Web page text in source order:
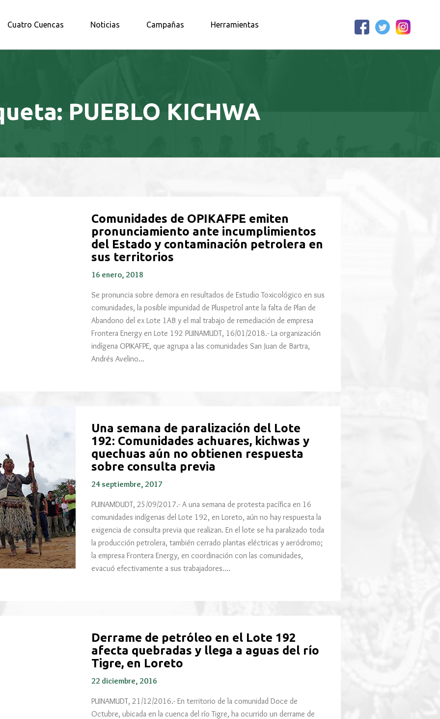
AMAZONÍA NORTE
Cuatro Cuencas Noticias Campañas Herramientas
PUEBLO KICHWA
Comunidades de OPIKAFPE emiten
pronunciamiento ante incumplimientos
del Estado y contaminación petrolera en
sus territorios
16 enero, 2018
Se pronuncia sobre demora en resultados de Estudio Toxicológico en sus
comunidades, la posible impunidad de Pluspetrol ante la falta de Plan de
Abandono del ex Lote 1AB y el mal trabajo de remediación de empresa
Frontera Energy en Lote 192 PUINAMUDT, 16/01/2018.- La organización
indígena OPIKAFPE, que agrupa a las comunidades San Juan de Bartra,
Andrés Avelino…
Una semana de paralización del Lote
192: Comunidades achuares, kichwas y
quechuas aún no obtienen respuesta
sobre consulta previa
24 septiembre, 2017
PUINAMDUDT, 25/09/2017.- A una semana de protesta pacífica en 16
comunidades indígenas del Lote 192, en Loreto, aún no hay respuesta la
exigencia de consulta previa que realizan. En el lote se ha paralizado toda
la producción petrolera, también cerrado plantas eléctricas y aeródromo;
la empresa Frontera Energy, en coordinación con las comunidades,
evacuó efectivamente a sus trabajadores….
Derrame de petróleo en el Lote 192
afecta quebradas y llega a aguas del río
Tigre, en Loreto
22 diciembre, 2016
PUINAMUDT, 21/12/2016.- En territorio de la comunidad Doce de
Octubre, ubicada en la cuenca del río Tigre, ha ocurrido un derrame de